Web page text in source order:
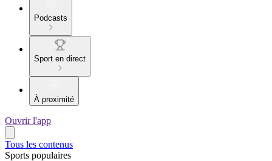
Podcasts
Sport en direct
À proximité
Ouvrir l'app
Tous les contenus
Sports populaires